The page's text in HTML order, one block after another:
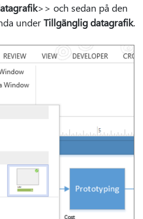
>> och sedan på den
underTillgänglig datagrafik.